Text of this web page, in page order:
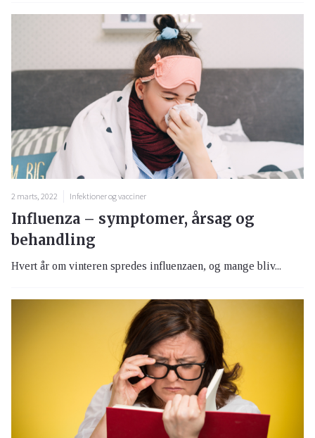
2 marts, 2022 Infektioner og vacciner
Influenza – symptomer, årsag og
behandling
Hvert år om vinteren spredes influenzaen, og mange bliv...